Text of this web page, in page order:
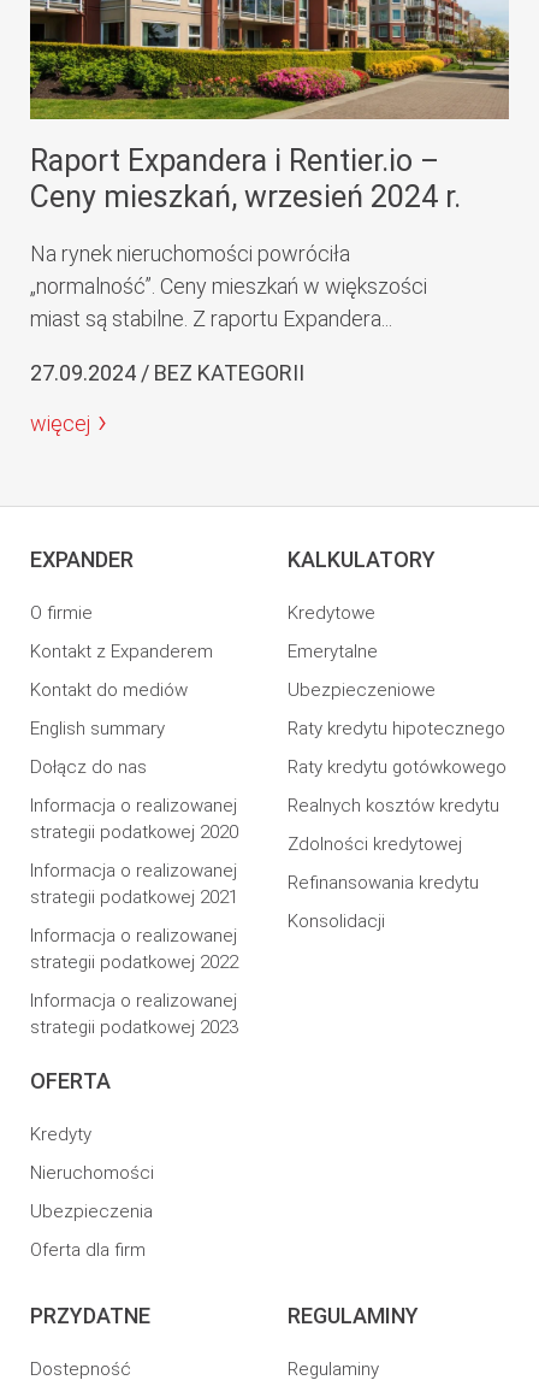
Raport Expandera i Rentier.io –
Ceny mieszkań, wrzesień 2024 r.
Na rynek nieruchomości powróciła
„normalność”. Ceny mieszkań w większości
miast są stabilne. Z raportu Expandera...
27.09.2024 / BEZ KATEGORII
więcej
EXPANDER
O firmie
Kontakt z Expanderem
Kontakt do mediów
English summary
Dołącz do nas
Informacja o realizowanej
strategii podatkowej 2020
Informacja o realizowanej
strategii podatkowej 2021
Informacja o realizowanej
strategii podatkowej 2022
Informacja o realizowanej
strategii podatkowej 2023
OFERTA
Kredyty
Nieruchomości
Ubezpieczenia
Oferta dla firm
KALKULATORY
Kredytowe
Emerytalne
Ubezpieczeniowe
Raty kredytu hipotecznego
Raty kredytu gotówkowego
Realnych kosztów kredytu
Zdolności kredytowej
Refinansowania kredytu
Konsolidacji
PRZYDATNE
Dostepność
REGULAMINY
Regulaminy